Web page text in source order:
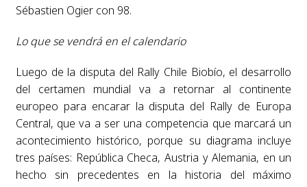
Sébastien Ogier con 98.
Lo que se vendrá en el calendario
Luego de la disputa del Rally Chile Biobío, el desarrollo
del certamen mundial va a retornar al continente
europeo para encarar la disputa del Rally de Europa
Central, que va a ser una competencia que marcará un
acontecimiento histórico, porque su diagrama incluye
tres países: República Checa, Austria y Alemania, en un
hecho sin precedentes en la historia del máximo